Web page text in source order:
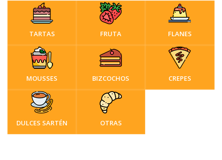
TARTAS FRUTA FLANES
MOUSSES BIZCOCHOS CREPES
DULCES SARTÉN OTRAS